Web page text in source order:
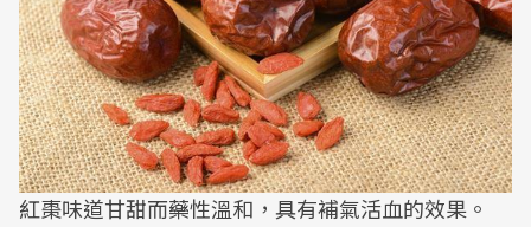
紅棗味道甘甜而藥性溫和，具有補氣活血的效果。